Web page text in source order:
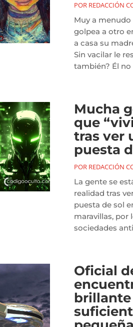
POR REDACCIÓN
Muy a
golpea a otro
a casa su
Sin vacilar le
también? Él no
Mucha
que
tras ver
puesta
POR REDACCIÓN
La gente se
realidad tras
puesta de sol
maravillas, por
sociedades
Oficial